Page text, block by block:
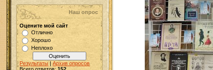
Наш опрос
Оцените мой сайт
Отлично
Хорошо
Неплохо
Результаты |Архив опросов